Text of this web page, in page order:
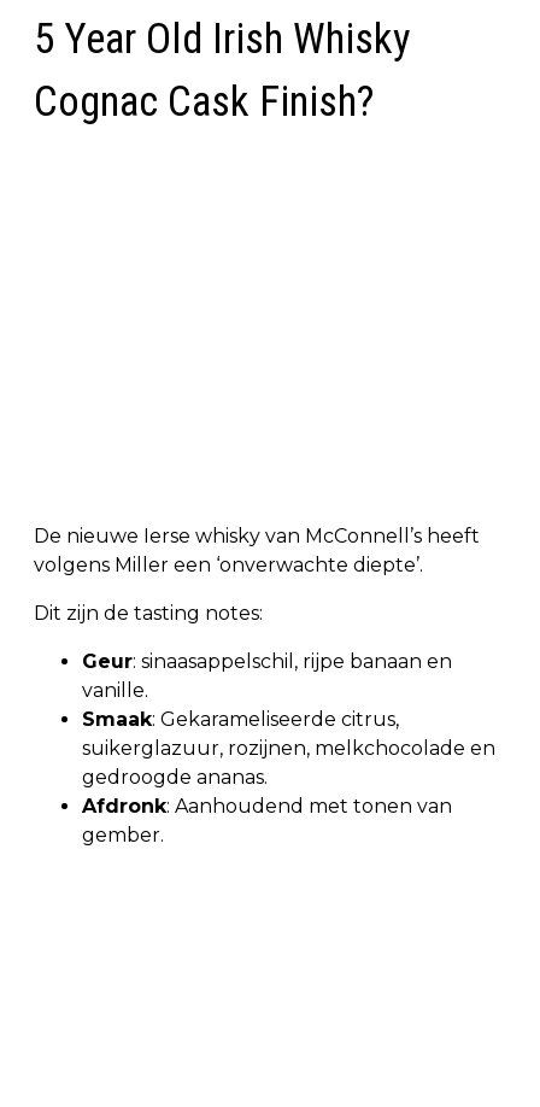
5 Year Old Irish Whisky
Cognac Cask Finish?
De nieuwe Ierse whisky van McConnell’s heeft
volgens Miller een ‘onverwachte diepte’.
Dit zijn de tasting notes:
Geur: sinaasappelschil, rijpe banaan en
vanille.
Smaak: Gekarameliseerde citrus,
suikerglazuur, rozijnen, melkchocolade en
gedroogde ananas.
Afdronk: Aanhoudend met tonen van
gember.